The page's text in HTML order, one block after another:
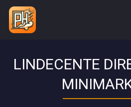
LINDECENTE